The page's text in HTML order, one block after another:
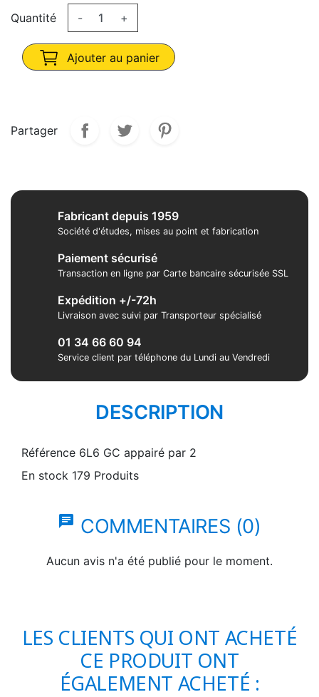
Quantité - +
Ajouter au panier
Partager
Fabricant depuis 1959
Société d'études, mises au point et fabrication
Paiement sécurisé
Transaction en ligne par Carte bancaire sécurisée SSL
Expédition +/-72h
Livraison avec suivi par Transporteur spécialisé
01 34 66 60 94
Service client par téléphone du Lundi au Vendredi
DESCRIPTION
Référence 6L6 GC appairé par 2
En stock 179 Produits
chat COMMENTAIRES (0)
Aucun avis n'a été publié pour le moment.
LES CLIENTS QUI ONT ACHETÉ
CE PRODUIT ONT
ÉGALEMENT ACHETÉ :